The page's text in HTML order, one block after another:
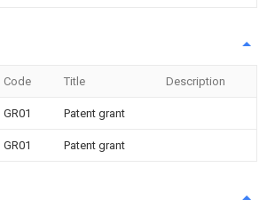
Code Title Description
GR01 Patent grant
GR01 Patent grant